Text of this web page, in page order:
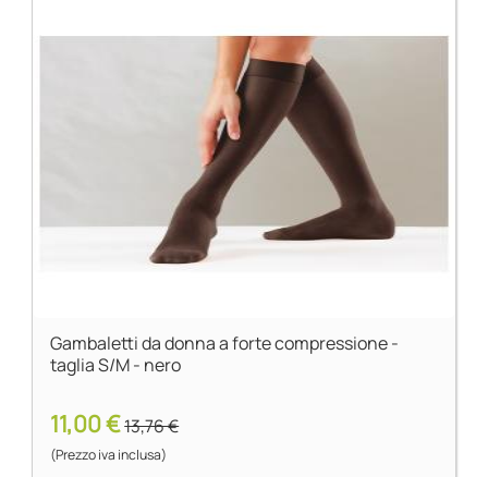
Gambaletti da donna a forte compressione -
taglia S/M - nero
11,00 €13,76 €
(Prezzo iva inclusa)